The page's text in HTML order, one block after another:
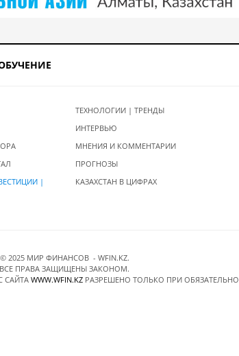
|
ТЕХНОЛОГИИ | ТРЕНДЫ
ИНТЕРВЬЮ
МНЕНИЯ И КОММЕНТАРИИ
ПРОГНОЗЫ
КАЗАХСТАН В ЦИФРАХ
© 2025 МИР ФИНАНСОВ - WFIN.KZ.
ВСЕ ПРАВА ЗАЩИЩЕНЫ ЗАКОНОМ.
САЙТА WWW.WFIN.KZ РАЗРЕШЕНО ТОЛЬКО ПРИ